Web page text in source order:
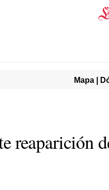
Mapa |
reaparición